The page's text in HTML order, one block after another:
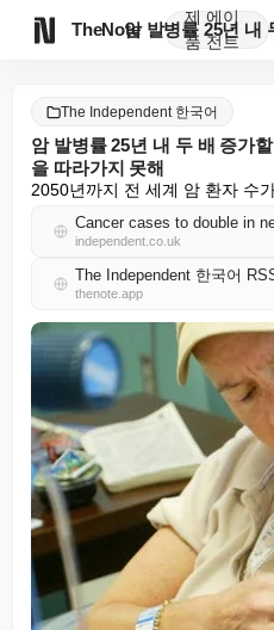
TheNote
제
품
에이
전트
The Independent 한국어
암 발병률 25년 내 두 배 증가
을 따라가지 못해
2050년까지 전 세계 암 환자 수
independent.co.uk
The Independent 한국어
thenote.app